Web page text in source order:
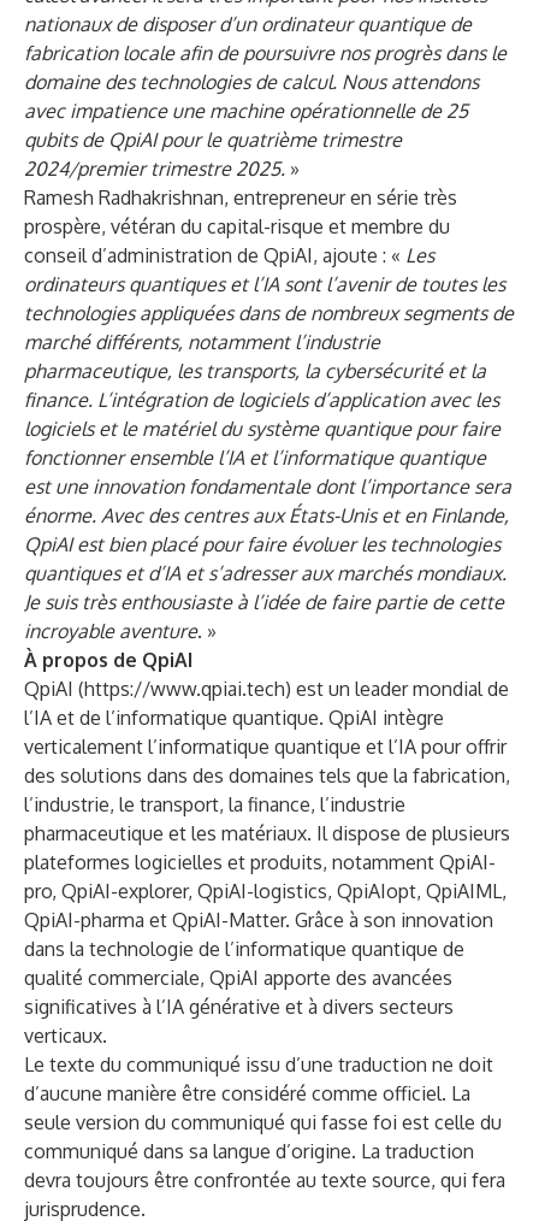
nationaux de disposer d’un ordinateur quantique de
fabrication locale afin de poursuivre nos progrès dans le
domaine des technologies de calcul. Nous attendons
avec impatience une machine opérationnelle de 25
qubits de QpiAI pour le quatrième trimestre
2024/premier trimestre 2025. »
Ramesh Radhakrishnan, entrepreneur en série très
prospère, vétéran du capital-risque et membre du
conseil d’administration de QpiAI, ajoute : « Les
ordinateurs quantiques et l’IA sont l’avenir de toutes les
technologies appliquées dans de nombreux segments de
marché différents, notamment l’industrie
pharmaceutique, les transports, la cybersécurité et la
finance. L’intégration de logiciels d’application avec les
logiciels et le matériel du système quantique pour faire
fonctionner ensemble l’IA et l’informatique quantique
est une innovation fondamentale dont l’importance sera
énorme. Avec des centres aux États-Unis et en Finlande,
QpiAI est bien placé pour faire évoluer les technologies
quantiques et d’IA et s’adresser aux marchés mondiaux.
Je suis très enthousiaste à l’idée de faire partie de cette
incroyable aventure. »
À propos de QpiAI
QpiAI (https://www.qpiai.tech) est un leader mondial de
l’IA et de l’informatique quantique. QpiAI intègre
verticalement l’informatique quantique et l’IA pour offrir
des solutions dans des domaines tels que la fabrication,
l’industrie, le transport, la finance, l’industrie
pharmaceutique et les matériaux. Il dispose de plusieurs
plateformes logicielles et produits, notamment QpiAI-
pro, QpiAI-explorer, QpiAI-logistics, QpiAIopt, QpiAIML,
QpiAI-pharma et QpiAI-Matter. Grâce à son innovation
dans la technologie de l’informatique quantique de
qualité commerciale, QpiAI apporte des avancées
significatives à l’IA générative et à divers secteurs
verticaux.
Le texte du communiqué issu d’une traduction ne doit
d’aucune manière être considéré comme officiel. La
seule version du communiqué qui fasse foi est celle du
communiqué dans sa langue d’origine. La traduction
devra toujours être confrontée au texte source, qui fera
jurisprudence.